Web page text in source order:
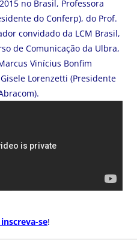
no Brasil, Professora
do Conferp), do Prof.
convidado da LCM Brasil,
de Comunicação da Ulbra,
Vinícius Bonfim
Lorenzetti (Presidente
se!